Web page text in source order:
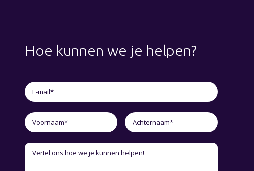
Hoe kunnen we je helpen?